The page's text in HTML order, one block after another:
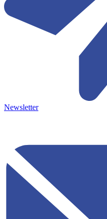
Newsletter